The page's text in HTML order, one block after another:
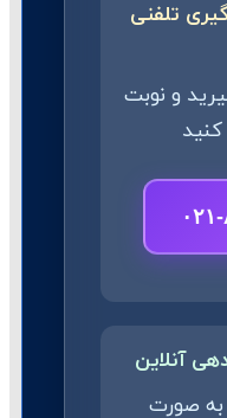
تلفنی
و نوبت
آنلاین
به صورت